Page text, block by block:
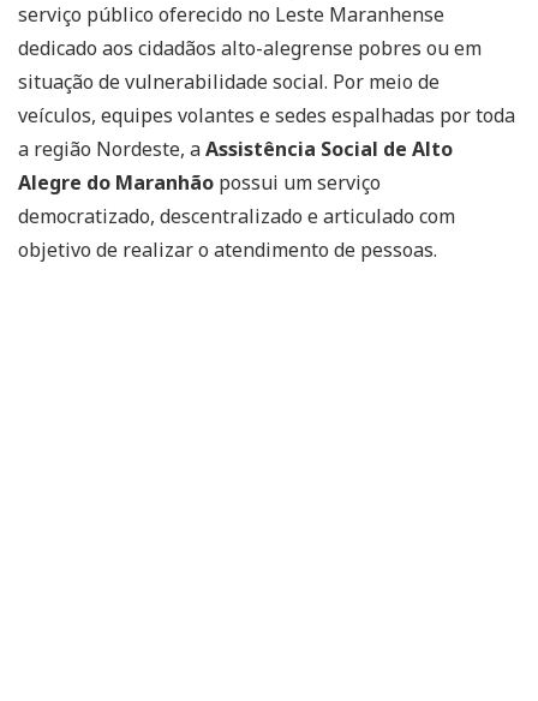
serviço público oferecido no Leste Maranhense
dedicado aos cidadãos alto-alegrense pobres ou em
situação de vulnerabilidade social. Por meio de
veículos, equipes volantes e sedes espalhadas por toda
a região Nordeste, aAssistência Social de Alto
Alegre do Maranhão possui um serviço
democratizado, descentralizado e articulado com
objetivo de realizar o atendimento de pessoas.